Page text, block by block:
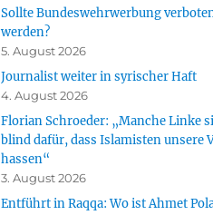
Sollte Bundeswehrwerbung
werden?
5. August 2026
Journalist weiter in syrischer Haft
4. August 2026
Florian Schroeder: „Manche Linke
blind dafür, dass Islamisten unsere
hassen“
3. August 2026
Entführt in Raqqa: Wo ist Ahmet